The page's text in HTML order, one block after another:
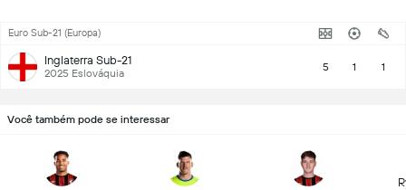
Euro Sub-21 (Europa)
Inglaterra Sub-21
2025 Eslováquia 5 1 1
Você também pode se interessar